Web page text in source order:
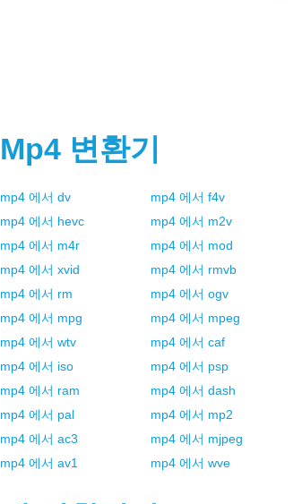
Mp4 변환기
mp4 에서 dv mp4 에서 f4v
mp4 에서 hevc mp4 에서 m2v
mp4 에서 m4r mp4 에서 mod
mp4 에서 xvid mp4 에서 rmvb
mp4 에서 rm mp4 에서 ogv
mp4 에서 mpg mp4 에서 mpeg
mp4 에서 wtv mp4 에서 caf
mp4 에서 iso mp4 에서 psp
mp4 에서 ram mp4 에서 dash
mp4 에서 pal mp4 에서 mp2
mp4 에서 ac3 mp4 에서 mjpeg
mp4 에서 av1 mp4 에서 wve